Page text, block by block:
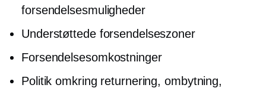
forsendelsesmuligheder
Understøttede forsendelseszoner
Forsendelsesomkostninger
Politik omkring returnering, ombytning,